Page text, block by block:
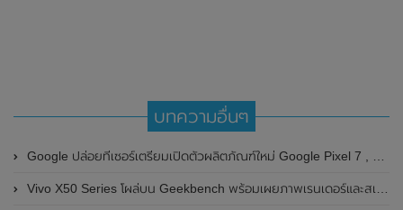
บทความอื่นๆ
Google ปล่อยทีเซอร์เตรียมเปิดตัวผลิตภัณฑ์ใหม่ Google Pixel 7 , Google Pixel 7 Pro , Google Pixel Watch และ Google Pixel Tablet
Vivo X50 Series โผล่บน Geekbench พร้อมเผยภาพเรนเดอร์และสเปกบางส่วน